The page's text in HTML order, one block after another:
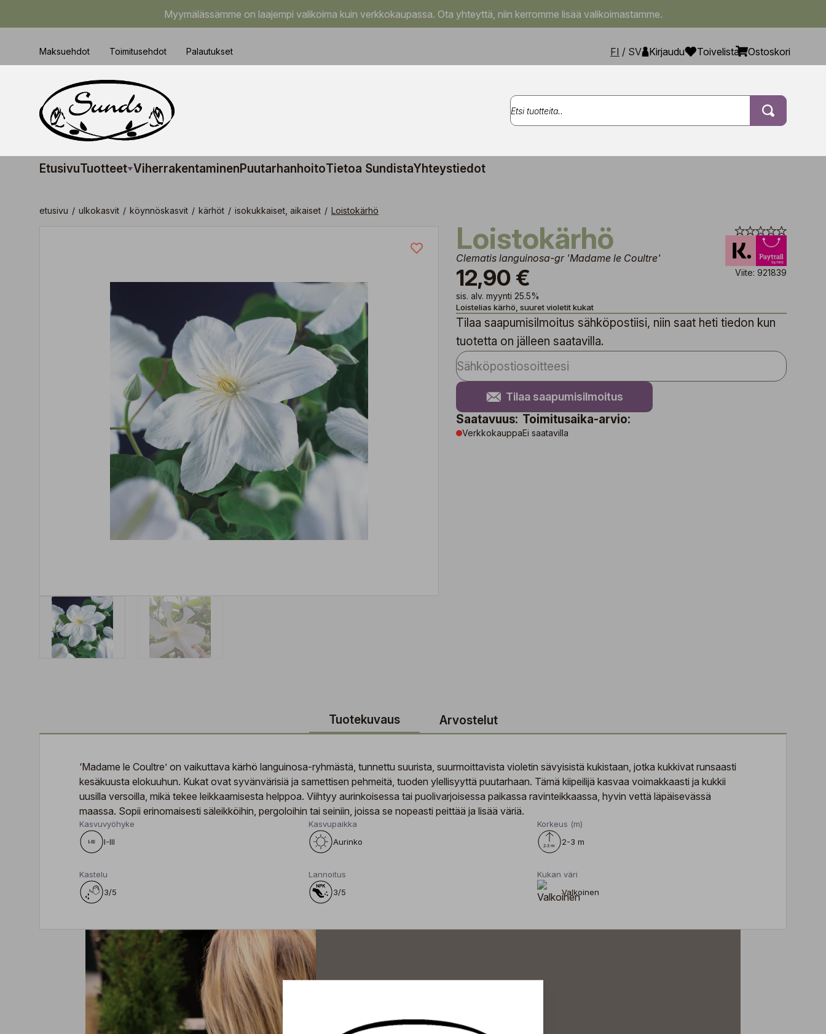
Myymälässämme on laajempi valikoima kuin verkkokaupassa. Ota yhteyttä, niin kerromme lisää valikoimastamme.
Maksuehdot Toimitusehdot Palautukset FI / SV Kirjaudu Toivelista Ostoskori
EtusivuTuotteet ViherrakentaminenPuutarhanhoitoTietoa SundistaYhteystiedot
etusivu / ulkokasvit / köynnöskasvit / kärhöt / isokukkaiset, aikaiset / Loistokärhö
Loistokärhö
Clematis languinosa-gr 'Madame le Coultre'
12,90 €
sis. alv. myynti 25.5%
Viite: 921839
Loistelias kärhö, suuret violetit kukat
Tilaa saapumisilmoitus sähköpostiisi, niin saat heti tiedon kun
tuotetta on jälleen saatavilla.
Tilaa saapumisilmoitus
Saatavuus:
Verkkokauppa
Toimitusaika-arvio:
Ei saatavilla
Tuotekuvaus Arvostelut
‘Madame le Coultre’ on vaikuttava kärhö languinosa-ryhmästä, tunnettu suurista, suurmoittavista violetin sävyisistä kukistaan, jotka kukkivat runsaasti
kesäkuusta elokuuhun. Kukat ovat syvänvärisiä ja samettisen pehmeitä, tuoden ylellisyyttä puutarhaan. Tämä kiipeilijä kasvaa voimakkaasti ja kukkii
uusilla versoilla, mikä tekee leikkaamisesta helppoa. Viihtyy aurinkoisessa tai puolivarjoisessa paikassa ravinteikkaassa, hyvin vettä läpäisevässä
maassa. Sopii erinomaisesti säleikköihin, pergoloihin tai seiniin, joissa se nopeasti peittää ja lisää väriä.
Kasvuvyöhyke
I-III
Kasvupaikka
Aurinko
Korkeus (m)
2-3 m
Kastelu
3/5
Lannoitus
3/5
Kukan väri
Valkoinen